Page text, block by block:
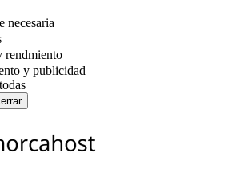
necesaria
rendmiento
y publicidad